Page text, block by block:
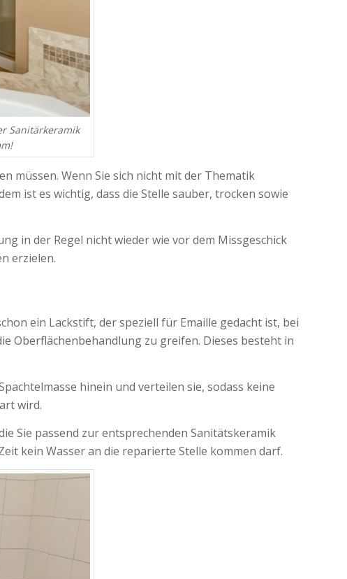
Sanitärkeramik
müssen. Wenn Sie sich nicht mit der Thematik
ist es wichtig, dass die Stelle sauber, trocken sowie
in der Regel nicht wieder wie vor dem Missgeschick
erzielen.
ein Lackstift, der speziell für Emaille gedacht ist, bei
Oberflächenbehandlung zu greifen. Dieses besteht in
hinein und verteilen sie, sodass keine
wird.
Sie passend zur entsprechenden Sanitätskeramik
kein Wasser an die reparierte Stelle kommen darf.